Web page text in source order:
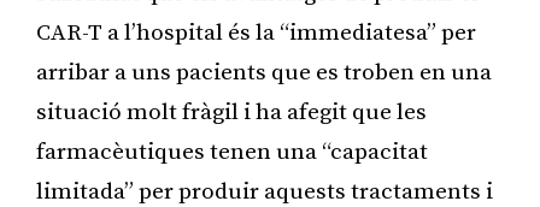
CAR-T a l’hospital és la “immediatesa” per
arribar a uns pacients que es troben en una
situació molt fràgil i ha afegit que les
farmacèutiques tenen una “capacitat
limitada” per produir aquests tractaments i